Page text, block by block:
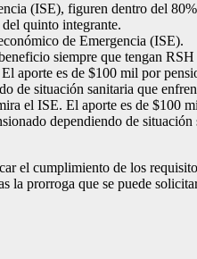
(ISE), figuren dentro del
quinto integrante.
de Emergencia (ISE).
siempre que tengan RSH
aporte es de $100 mil por
de situación sanitaria que
el ISE. El aporte es de $100
dependiendo de situación
el cumplimiento de los
la prorroga que se puede